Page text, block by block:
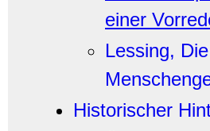
einer
Lessing,
Historischer